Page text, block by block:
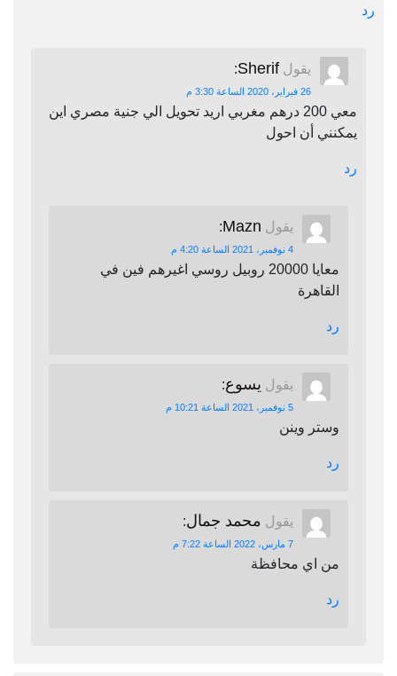
رد
يقول Sherif
:
26 فبراير، 2020 الساعة 3:30 م
معي 200 درهم مغربي اريد تحويل الي جنية مصري اين
يمكنني أن احول
رد
يقول Mazn
:
4 نوفمبر، 2021 الساعة 4:20 م
معايا 20000 روبيل روسي اغيرهم فين في
القاهرة
رد
يقول يسوع:
5 نوفمبر، 2021 الساعة 10:21 م
وستر وينن
رد
يقول محمد جمال:
7 مارس، 2022 الساعة 7:22 م
من اي محافظة
رد